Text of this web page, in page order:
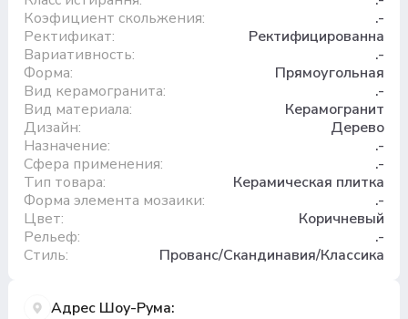
Коэфициент скольжения:
.-
Ректификат:
Ректифицированна
Вариативность:
.-
Форма:
Прямоугольная
Вид керамогранита:
.-
Вид материала:
Керамогранит
Дизайн:
Дерево
Назначение:
.-
Сфера применения:
.-
Тип товара:
Керамическая плитка
Форма элемента мозаики:
.-
Цвет:
Коричневый
Рельеф:
.-
Стиль:
Прованс/Скандинавия/Классика
Адрес Шоу-Рума: